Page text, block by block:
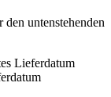
untenstehenden
Lieferdatum